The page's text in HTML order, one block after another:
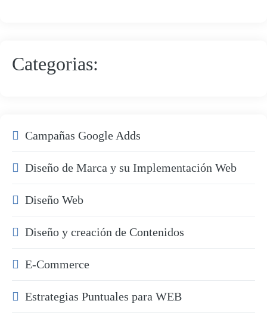
Categorias:
Campañas Google Adds
Diseño de Marca y su Implementación Web
Diseño Web
Diseño y creación de Contenidos
E-Commerce
Estrategias Puntuales para WEB